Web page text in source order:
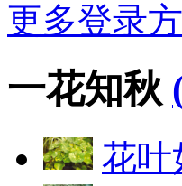
更多登录
一花知秋
花叶